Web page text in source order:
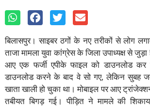
बिलासपुर। साइबर ठगों के नए तरीकों से लोग
ताजा मामला युवा कांग्रेस के जिला उपाध्यक्ष से जुड़ा
आए एक फर्जी एपीके फाइल को डाउनलोड कर
डाउनलोड करने के बाद वे सो गए, लेकिन सुबह
खाता खाली हो चुका था। मोबाइल पर आए
तबीयत बिगड़ गई। पीड़ित ने मामले की